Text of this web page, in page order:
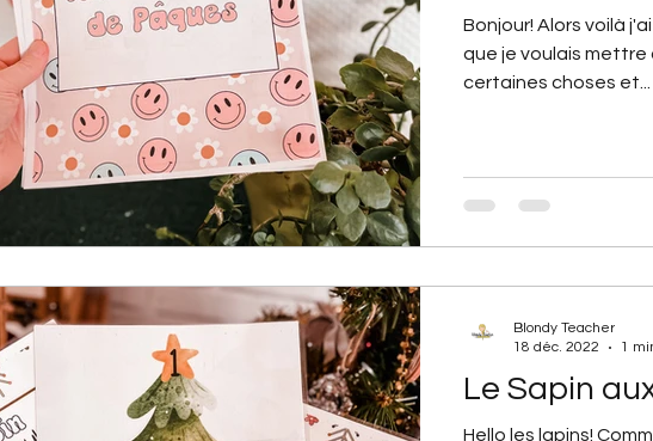
Bonjour! Alors voilà
que je voulais mettre
certaines choses et...
Le Sapin
Hello les lapins!
Blondy Teacher
18 déc. 2022
1